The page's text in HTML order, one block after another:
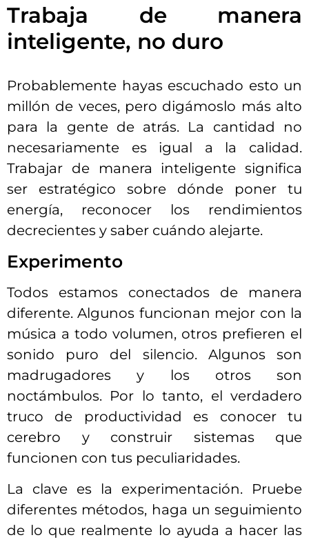
Trabaja de manera
inteligente, no duro
Probablemente hayas escuchado esto un
millón de veces, pero digámoslo más alto
para la gente de atrás. La cantidad no
necesariamente es igual a la calidad.
Trabajar de manera inteligente significa
ser estratégico sobre dónde poner tu
energía, reconocer los rendimientos
decrecientes y saber cuándo alejarte.
Experimento
Todos estamos conectados de manera
diferente. Algunos funcionan mejor con la
música a todo volumen, otros prefieren el
sonido puro del silencio. Algunos son
madrugadores y los otros son
noctámbulos. Por lo tanto, el verdadero
truco de productividad es conocer tu
cerebro y construir sistemas que
funcionen con tus peculiaridades.
La clave es la experimentación. Pruebe
diferentes métodos, haga un seguimiento
de lo que realmente lo ayuda a hacer las